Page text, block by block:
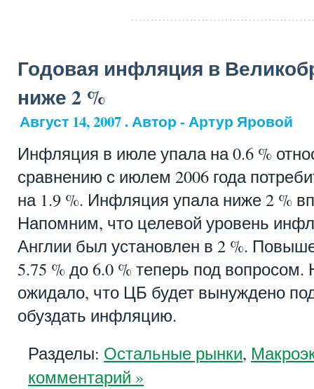
Годовая инфляция в
ниже 2 %
Август 14, 2007 . Автор - Артур Яровой
Инфляция в июле упала на 0.6 %
сравнению с июлем 2006 года
на 1.9 %. Инфляция упала ниже 2 %
Напомним, что целевой уровень
Англии был установлен в 2 %.
5.75 % до 6.0 % теперь под
ожидало, что ЦБ будет вынуждено
обуздать инфляцию.
Разделы: Остальные рынки,
комментарий »